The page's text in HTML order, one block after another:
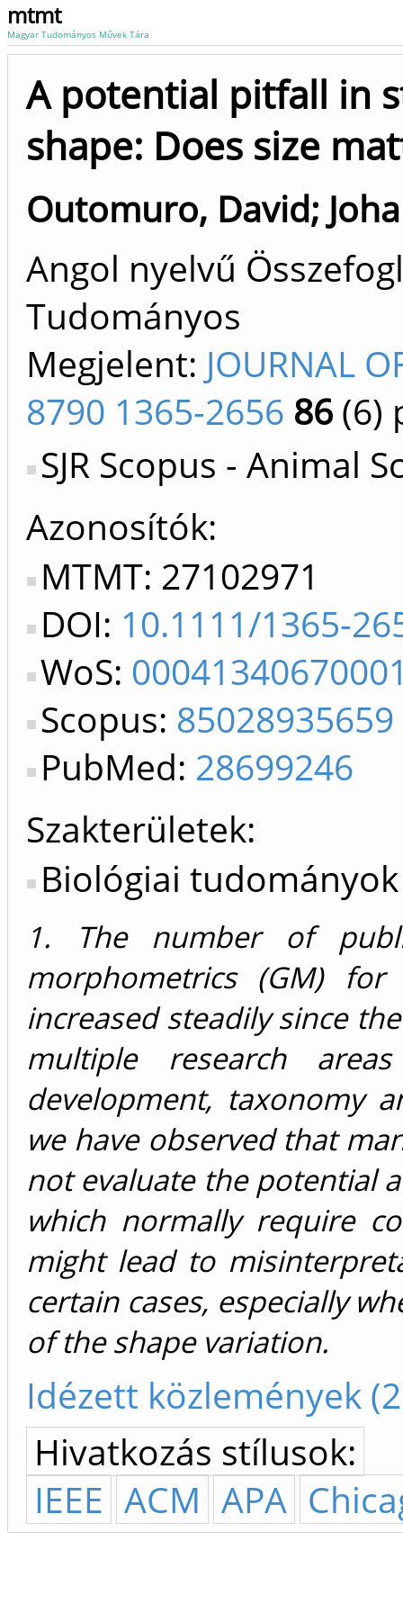
mtmt
Magyar Tudományos Művek Tára
A potential pitfall in
shape: Does size
Outomuro, David;
Angol nyelvű
Tudományos
Megjelent: JOURNAL
8790 1365-2656 86 (6)
SJR Scopus - Animal
Azonosítók
MTMT: 27102971
DOI: 10.1111/1365-
WoS:
Scopus: 85028935659
PubMed: 28699246
Szakterületek:
Biológiai tudományok
1. The number of
morphometrics (GM)
increased steadily since
multiple research
development, taxonomy
we have observed that
not evaluate the potential
which normally require
might lead to
certain cases, especially
of the shape variation.
Idézett közlemények
Hivatkozás stílusok:
IEEE ACM APA